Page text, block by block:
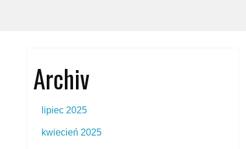
Archiv
lipiec 2025
kwiecień 2025